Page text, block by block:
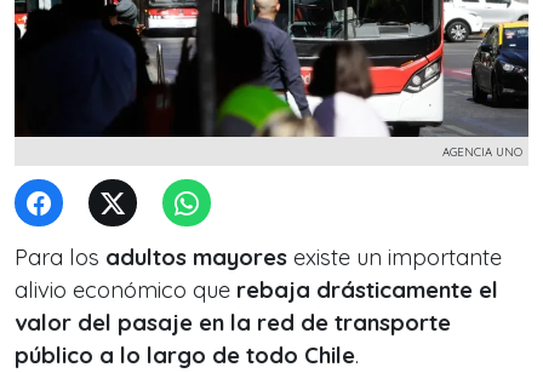
AGENCIA UNO
Para los adultos mayores existe un importante
alivio económico que rebaja drásticamente el
valor del pasaje en la red de transporte
público a lo largo de todo Chile.